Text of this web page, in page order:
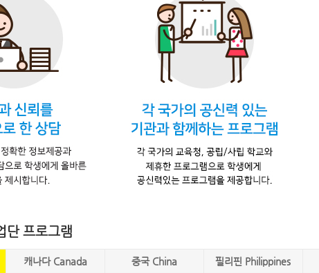
단 프로그램
캐나다 Canada 중국 China 필리핀 Philippines